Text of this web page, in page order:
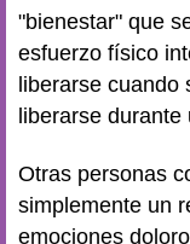
"bienestar" que
esfuerzo físico
liberarse cuando
liberarse durante
Otras personas
simplemente un
emociones